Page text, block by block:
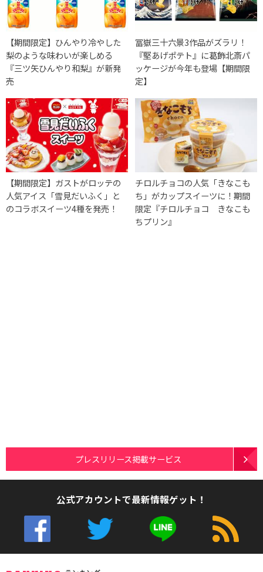
【期間限定】ひんやり冷やした
梨のような味わいが楽しめる
『三ツ矢ひんやり和梨』が新発
売
冨嶽三十六景3作品がズラリ！
『堅あげポテト』に葛飾北斎パ
ッケージが今年も登場【期間限
定】
【期間限定】ガストがロッテの
人気アイス「雪見だいふく」と
のコラボスイーツ4種を発売！
チロルチョコの人気「きなこも
ち」がカップスイーツに！期間
限定『チロルチョコ きなこも
ちプリン』
プレスリリース掲載サービス
公式アカウントで最新情報ゲット！